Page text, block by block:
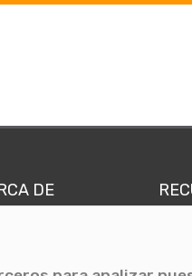
DE
somos